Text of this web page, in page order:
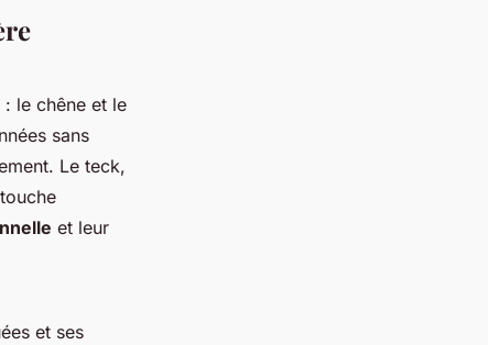
: le chêne et le
sans
Le teck,
et leur
et ses